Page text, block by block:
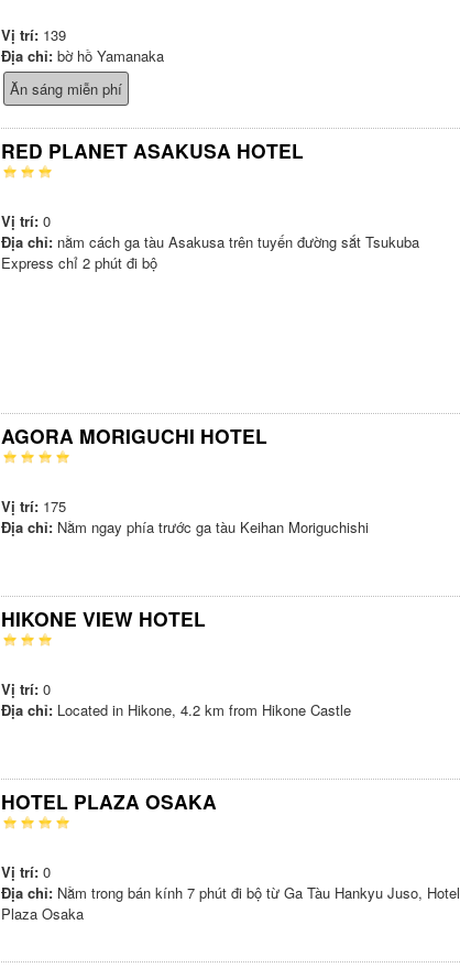
Vị trí: 139
Địa chỉ: bờ hồ Yamanaka
Ăn sáng miễn phí
RED PLANET ASAKUSA HOTEL
Vị trí: 0
Địa chỉ: nằm cách ga tàu Asakusa trên tuyến đường sắt Tsukuba
Express chỉ 2 phút đi bộ
AGORA MORIGUCHI HOTEL
Vị trí: 175
Địa chỉ: Nằm ngay phía trước ga tàu Keihan Moriguchishi
HIKONE VIEW HOTEL
Vị trí: 0
Địa chỉ: Located in Hikone, 4.2 km from Hikone Castle
HOTEL PLAZA OSAKA
Vị trí: 0
Địa chỉ: Nằm trong bán kính 7 phút đi bộ từ Ga Tàu Hankyu Juso, Hotel
Plaza Osaka